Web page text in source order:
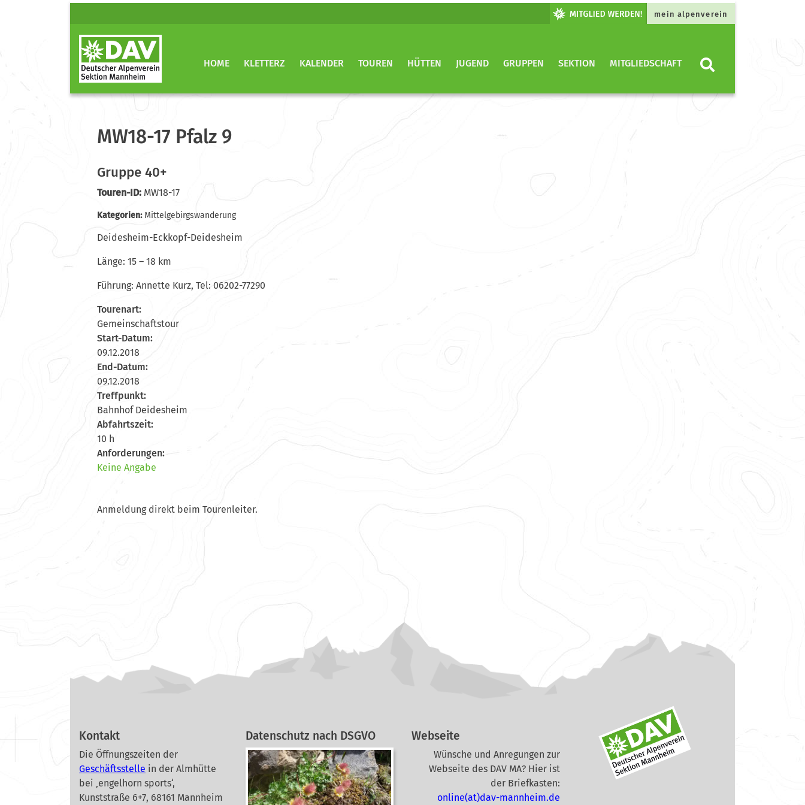
mein alpenverein
HOME KLETTERZ KALENDER TOUREN HÜTTEN JUGEND GRUPPEN SEKTION MITGLIEDSCHAFT
MW18-17 Pfalz 9
Gruppe 40+
Touren-ID: MW18-17
Kategorien: Mittelgebirgswanderung
Deidesheim-Eckkopf-Deidesheim
Länge: 15 – 18 km
Führung: Annette Kurz, Tel: 06202-77290
Tourenart:
Gemeinschaftstour
Start-Datum:
09.12.2018
End-Datum:
09.12.2018
Treffpunkt:
Bahnhof Deidesheim
Abfahrtszeit:
10 h
Anforderungen:
Keine Angabe
Anmeldung direkt beim Tourenleiter.
Kontakt
Die Öffnungszeiten der
Geschäftsstelle in der Almhütte
bei ‚engelhorn sports‘,
Kunststraße 6+7, 68161 Mannheim
Datenschutz nach DSGVO Webseite
Wünsche und Anregungen zur
Webseite des DAV MA? Hier ist
der Briefkasten:
online(at)dav-mannheim.de